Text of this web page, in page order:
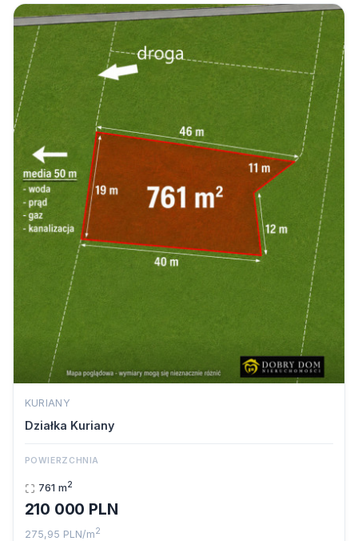
KURIANY
Działka Kuriany
POWIERZCHNIA
761 m2
210 000 PLN
275,95 PLN/m2